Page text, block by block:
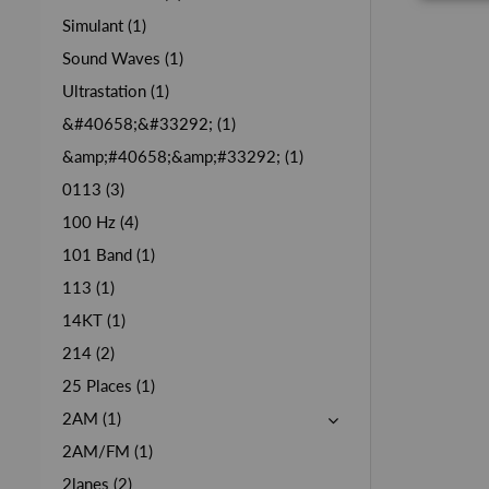
Simulant (1)
Sound Waves (1)
Ultrastation (1)
&#40658;&#33292; (1)
&amp;#40658;&amp;#33292; (1)
0113 (3)
100 Hz (4)
101 Band (1)
113 (1)
14KT (1)
214 (2)
25 Places (1)
2AM (1)
2AM/FM (1)
2lanes (2)